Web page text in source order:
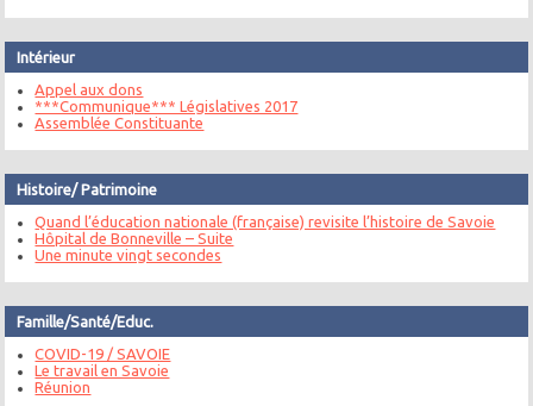
Intérieur
Appel aux dons
***Communique*** Législatives 2017
Assemblée Constituante
Histoire/ Patrimoine
Quand l’éducation nationale (française) revisite l’histoire de Savoie
Hôpital de Bonneville – Suite
Une minute vingt secondes
Famille/Santé/Educ.
COVID-19 / SAVOIE
Le travail en Savoie
Réunion